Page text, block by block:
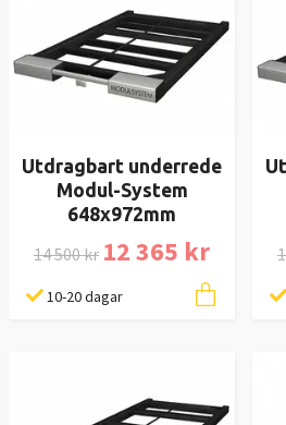
Utdragbart underrede
Modul-System
648x972mm
14 500 kr 12 365 kr
10-20 dagar